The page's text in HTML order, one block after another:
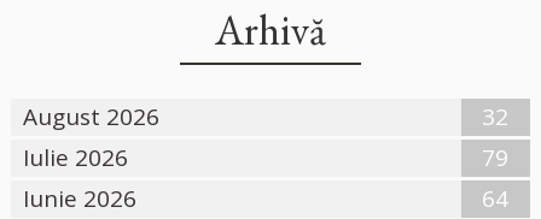
Arhivă
August 2026
32
Iulie 2026
79
Iunie 2026
64